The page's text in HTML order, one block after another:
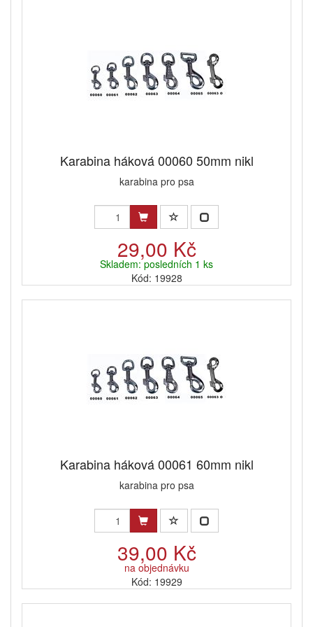
Karabina háková 00060 50mm nikl
karabina pro psa
29,00 Kč
Skladem: posledních 1 ks
Kód: 19928
Karabina háková 00061 60mm nikl
karabina pro psa
39,00 Kč
na objednávku
Kód: 19929